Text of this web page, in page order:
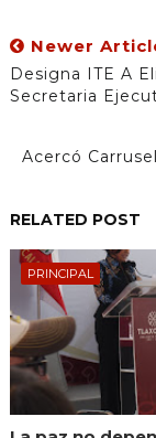
Newer
Designa ITE A
Secretaria
Acercó
RELATED POST
PRINCIPAL